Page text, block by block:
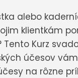
alebo
klientkám
Tento Kurz
účesov
na rôzne